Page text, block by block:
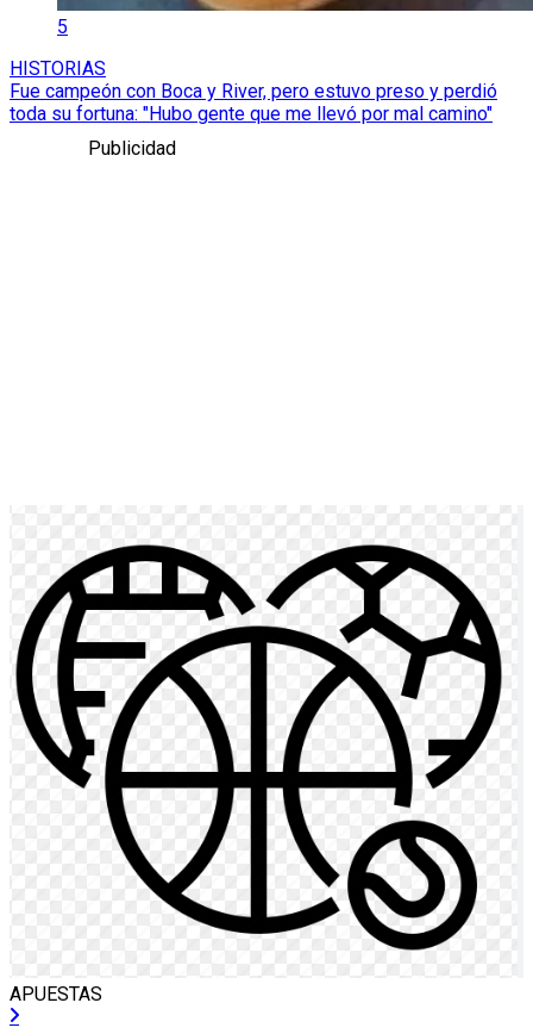
5
HISTORIAS
Fue campeón con Boca y River, pero estuvo preso y perdió
toda su fortuna: "Hubo gente que me llevó por mal camino"
Publicidad
APUESTAS